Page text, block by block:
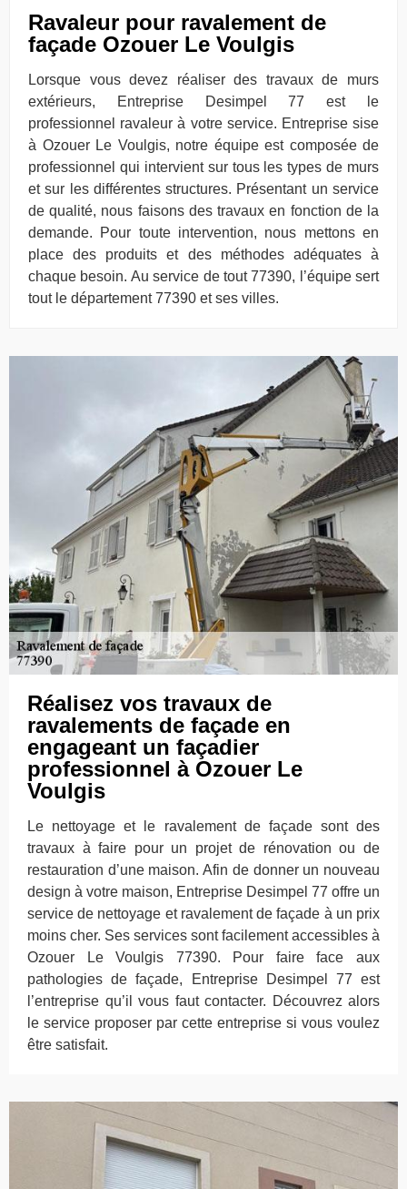
Ravaleur pour ravalement de
façade Ozouer Le Voulgis
Lorsque vous devez réaliser des travaux de murs
extérieurs, Entreprise Desimpel 77 est le
professionnel ravaleur à votre service. Entreprise sise
à Ozouer Le Voulgis, notre équipe est composée de
professionnel qui intervient sur tous les types de murs
et sur les différentes structures. Présentant un service
de qualité, nous faisons des travaux en fonction de la
demande. Pour toute intervention, nous mettons en
place des produits et des méthodes adéquates à
chaque besoin. Au service de tout 77390, l’équipe sert
tout le département 77390 et ses villes.
Réalisez vos travaux de
ravalements de façade en
engageant un façadier
professionnel à Ozouer Le
Voulgis
Le nettoyage et le ravalement de façade sont des
travaux à faire pour un projet de rénovation ou de
restauration d’une maison. Afin de donner un nouveau
design à votre maison, Entreprise Desimpel 77 offre un
service de nettoyage et ravalement de façade à un prix
moins cher. Ses services sont facilement accessibles à
Ozouer Le Voulgis 77390. Pour faire face aux
pathologies de façade, Entreprise Desimpel 77 est
l’entreprise qu’il vous faut contacter. Découvrez alors
le service proposer par cette entreprise si vous voulez
être satisfait.